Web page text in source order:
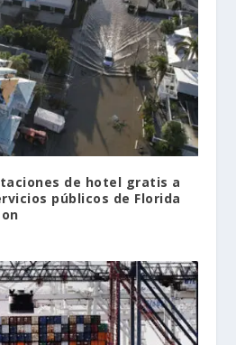
de hotel gratis a
públicos de Florida